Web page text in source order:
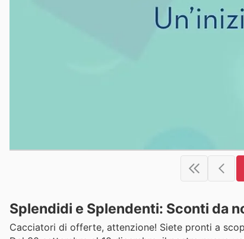
Splendidi e Splendenti: Sconti da
Cacciatori di offerte, attenzione! Siete pronti a